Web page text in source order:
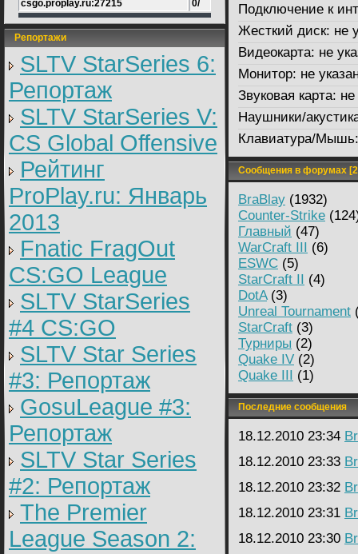
csgo.proplay.ru:27215 0/
Репортажи
SLTV StarSeries 6:
Репортаж
SLTV StarSeries V:
CS Global Offensive
Рейтинг
ProPlay.ru: Январь
2013
Fnatic FragOut
CS:GO League
SLTV StarSeries
#4 CS:GO
SLTV Star Series
#3: Репортаж
GosuLeague #3:
Репортаж
SLTV Star Series
#2: Репортаж
The Premier
League Season 2:
Подключение к
Жесткий диск: не
Видеокарта: не
Монитор: не
Звуковая карта: не
Наушники/
Клавиатура/Мышь:
Сообщения в форумах
BraBlay (1932)
Counter-Strike
Главный (47)
WarCraft III (6)
ESWC (5)
StarCraft II (4)
DotA(3)
Unreal Tournament
StarCraft (3)
Турниры (2)
Quake IV (2)
Quake III (1)
Последние сообщения
18.12.2010 23:34
18.12.2010 23:33
18.12.2010 23:32
18.12.2010 23:31
18.12.2010 23:30